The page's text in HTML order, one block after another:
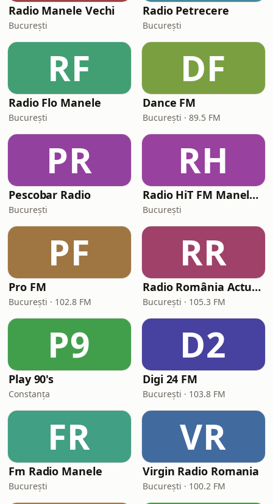
Radio Manele Vechi
București
Radio Petrecere
București
RF
Radio Flo Manele
București
DF
Dance FM
București · 89.5 FM
PR
Pescobar Radio
București
RH
Radio HiT FM Manele Romania
București
PF
Pro FM
București · 102.8 FM
RR
Radio România Actualități
București · 105.3 FM
P9
Play 90's
Constanța
D2
Digi 24 FM
București · 103.8 FM
FR
Fm Radio Manele
București
VR
Virgin Radio Romania
București · 100.2 FM